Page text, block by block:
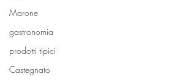
Marone
gastronomia
prodotti tipici
Castegnato